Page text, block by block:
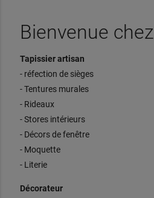
Bienvenue chez
Tapissier artisan
- réfection de sièges
- Tentures murales
- Rideaux
- Stores intérieurs
- Décors de fenêtre
- Moquette
- Literie
Décorateur